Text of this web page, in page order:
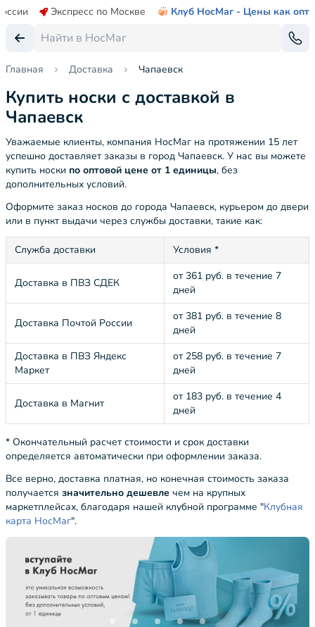
Экспресс по Москве Клуб НосМаг - Цены как опт
Главная Доставка Чапаевск
Купить носки с доставкой в
Чапаевск
Уважаемые клиенты, компания НосМаг на протяжении 15 лет
успешно доставляет заказы в город Чапаевск. У нас вы можете
купить носки по оптовой цене от 1 единицы, без
дополнительных условий.
Оформите заказ носков до города Чапаевск, курьером до двери
или в пункт выдачи через службы доставки, такие как:
Служба доставки Условия *
Доставка в ПВЗ СДЕК
от 361 руб. в течение 7
дней
Доставка Почтой России
от 381 руб. в течение 8
дней
Доставка в ПВЗ Яндекс
Маркет
от 258 руб. в течение 7
дней
Доставка в Магнит
от 183 руб. в течение 4
дней
* Окончательный расчет стоимости и срок доставки
определяется автоматически при оформлении заказа.
Все верно, доставка платная, но конечная стоимость заказа
получается значительно дешевле чем на крупных
маркетплейсах, благодаря нашей клубной программе "Клубная
карта НосМаг".